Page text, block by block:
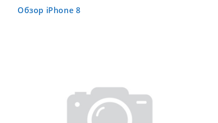
Обзор iPhone 8